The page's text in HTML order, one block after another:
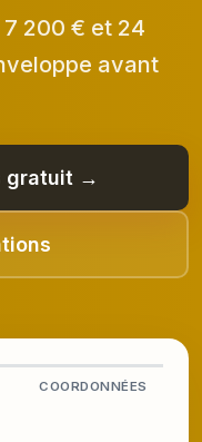
200 € et 24
avant
gratuit →
COORDONNÉES